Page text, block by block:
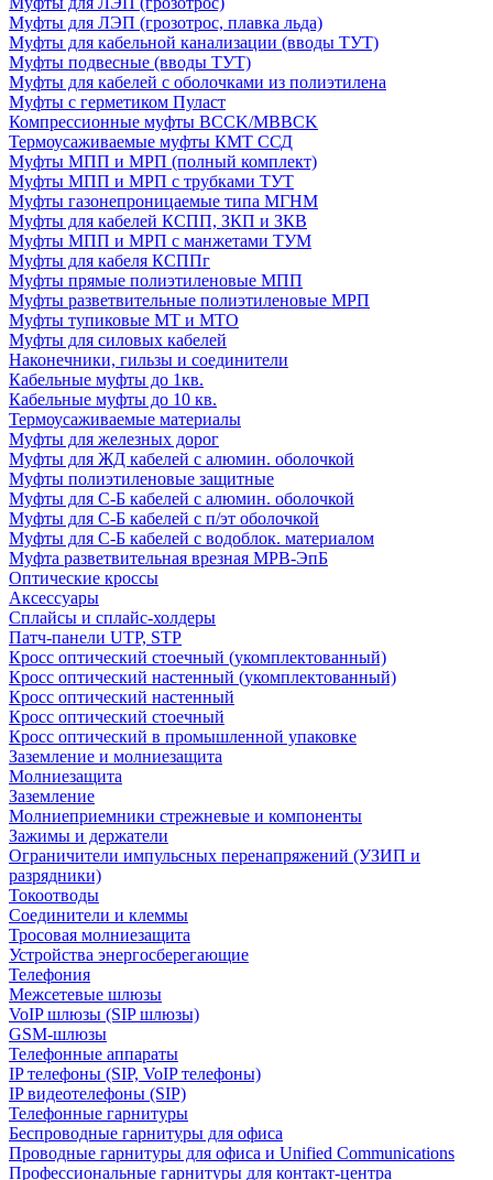
Муфты для ЛЭП (грозотрос, плавка льда)
Муфты для кабельной канализации (вводы ТУТ)
Муфты подвесные (вводы ТУТ)
Муфты для кабелей с оболочками из полиэтилена
Муфты с герметиком Пуласт
Компрессионные муфты BCCK/MBBCK
Термоусаживаемые муфты КМТ ССД
Муфты МПП и МРП (полный комплект)
Муфты МПП и МРП с трубками ТУТ
Муфты газонепроницаемые типа МГНМ
Муфты для кабелей КСПП, ЗКП и ЗКВ
Муфты МПП и МРП с манжетами ТУМ
Муфты для кабеля КСППг
Муфты прямые полиэтиленовые МПП
Муфты разветвительные полиэтиленовые МРП
Муфты тупиковые МТ и МТО
Муфты для силовых кабелей
Наконечники, гильзы и соединители
Кабельные муфты до 1кв.
Кабельные муфты до 10 кв.
Термоусаживаемые материалы
Муфты для железных дорог
Муфты для ЖД кабелей с алюмин. оболочкой
Муфты полиэтиленовые защитные
Муфты для С-Б кабелей с алюмин. оболочкой
Муфты для С-Б кабелей с п/эт оболочкой
Муфты для С-Б кабелей с водоблок. материалом
Муфта разветвительная врезная МРВ-ЭпБ
Оптические кроссы
Аксессуары
Сплайсы и сплайс-холдеры
Патч-панели UTP, STP
Кросс оптический стоечный (укомплектованный)
Кросс оптический настенный (укомплектованный)
Кросс оптический настенный
Кросс оптический стоечный
Кросс оптический в промышленной упаковке
Заземление и молниезащита
Молниезащита
Заземление
Молниеприемники стрежневые и компоненты
Зажимы и держатели
Ограничители импульсных перенапряжений (УЗИП и
разрядники)
Токоотводы
Соединители и клеммы
Тросовая молниезащита
Устройства энергосберегающие
Телефония
Межсетевые шлюзы
VoIP шлюзы (SIP шлюзы)
GSM-шлюзы
Телефонные аппараты
IP телефоны (SIP, VoIP телефоны)
IP видеотелефоны (SIP)
Телефонные гарнитуры
Беспроводные гарнитуры для офиса
Проводные гарнитуры для офиса и Unified Communications
Профессиональные гарнитуры для контакт-центра